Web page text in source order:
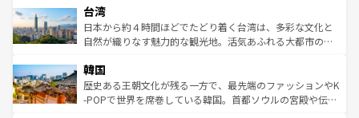
情報は
人々、おいしいローカルフードやハワイアンミュージッ
ク、伝統的なフラダンスなど、すべてがハワイの魅力を彩
っている。訪れるたびに新しい発見と感動が待っているハ
はコンテンツ一覧
リアリーフや大陸中央部にそびえるウルル（エアーズロッ
ク）、タスマニアの美しい原生林やケアンズの熱帯雨林な
ど、見どころがたくさん。また、カフェやワイン、オージ
いる。アクティビティも充実しており、サーフィンやダイ
ビング、ハイキングなど、アウトドア好きにはたまらな
い。オーストラリアの多彩な魅力を存分に味わいつくそ
台湾
日本から約４時間ほどでたどり着く台湾は、多彩な文化と
自然が織りなす魅力的な観光地。活気あふれる大都市の台
ン）、静ひつな山岳地帯である台湾東部など、都市の喧騒
と山間の静けさが共存しており、訪れる人に新しい発見と
驚きをもたらしてくれる。また、奥深い台湾の食文化も魅
韓国
歴史ある王朝文化が残る一方で、最先端のファッションやK
-POPで世界を席巻している韓国。首都ソウルの宮殿や伝統